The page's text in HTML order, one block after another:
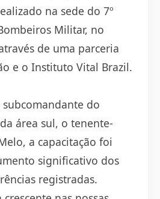
na sede do 7º
Militar, no
de uma parceria
e o Instituto Vital Brazil.
do
área sul, o tenente-
a capacitação foi
significativo dos
registradas.